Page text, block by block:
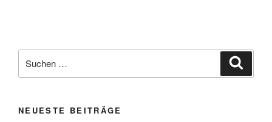
nach:
NEUESTE BEITRÄGE